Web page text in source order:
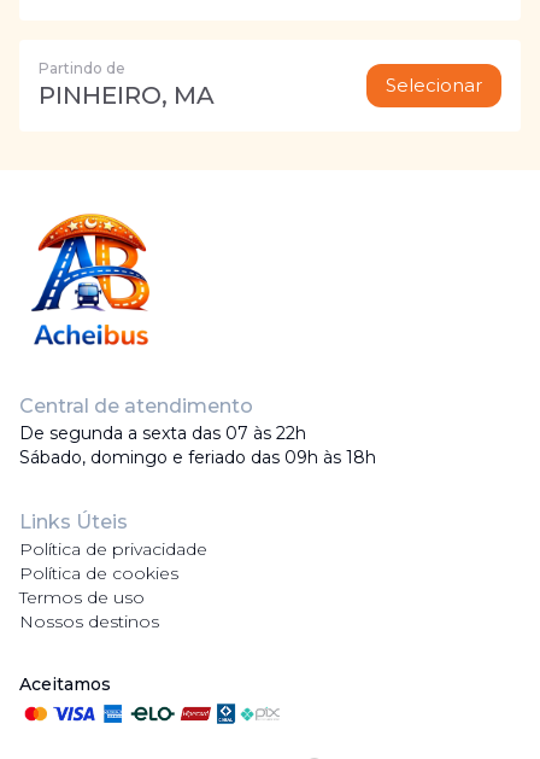
Partindo de
PINHEIRO, MA Selecionar
Central de atendimento
De segunda a sexta das 07 às 22h
Sábado, domingo e feriado das 09h às 18h
Links Úteis
Política de privacidade
Política de cookies
Termos de uso
Nossos destinos
Aceitamos